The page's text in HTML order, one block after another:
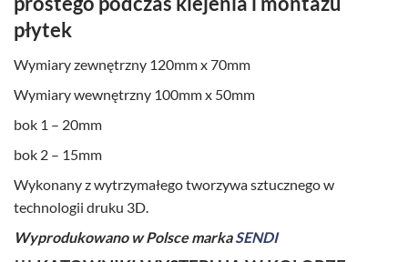
płytek
Wymiary zewnętrzny 120mm x 70mm
Wymiary wewnętrzny 100mm x 50mm
bok 1 – 20mm
bok 2 – 15mm
Wykonany z wytrzymałego tworzywa sztucznego w
technologii druku 3D.
Wyprodukowano w Polsce markaSENDI